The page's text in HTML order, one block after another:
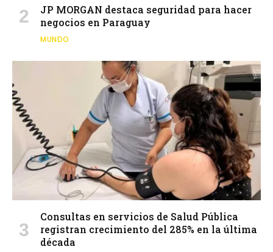
JP MORGAN destaca seguridad para hacer
negocios en Paraguay
MUNDO
Consultas en servicios de Salud Pública
registran crecimiento del 285% en la última
década